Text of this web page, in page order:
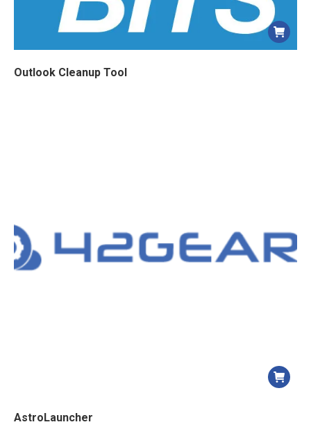
Outlook Cleanup Tool
AstroLauncher